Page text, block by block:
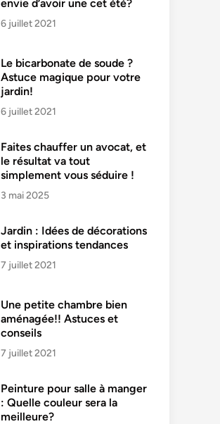
envie d’avoir une cet été?
6 juillet 2021
Le bicarbonate de soude ?
Astuce magique pour votre
jardin!
6 juillet 2021
Faites chauffer un avocat, et
le résultat va tout
simplement vous séduire !
3 mai 2025
Jardin : Idées de décorations
et inspirations tendances
7 juillet 2021
Une petite chambre bien
aménagée!! Astuces et
conseils
7 juillet 2021
Peinture pour salle à manger
: Quelle couleur sera la
meilleure?